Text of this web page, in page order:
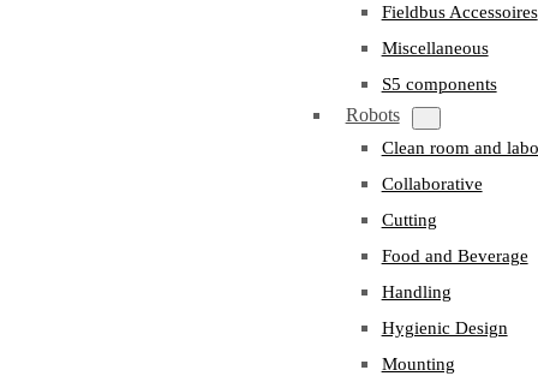
Fieldbus Accessoires
Miscellaneous
S5 components
Robots
Clean room and
Collaborative
Cutting
Food and Beverage
Handling
Hygienic Design
Mounting